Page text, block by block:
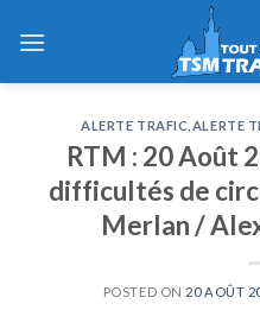
ALERTE TRAFIC ALERTE
RTM : 20 Août
difficultés de
Merlan /
POSTED ON 20 AOÛT